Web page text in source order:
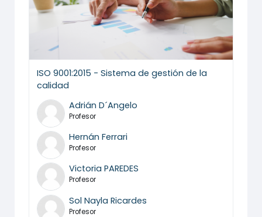
ISO 9001:2015 - Sistema de gestión de la
calidad
Adrián D´Angelo
Profesor
Hernán Ferrari
Profesor
Victoria PAREDES
Profesor
Sol Nayla Ricardes
Profesor